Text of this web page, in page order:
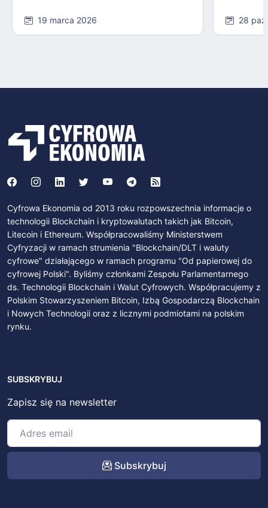
19 marca 2026 28
Cyfrowa Ekonomia od 2013 roku rozpowszechnia informacje o
technologii Blockchain i kryptowalutach takich jak Bitcoin,
Litecoin i Ethereum. Współpracowaliśmy Ministerstwem
Cyfryzacji w ramach strumienia "Blockchain/DLT i waluty
cyfrowe" działającego w ramach programu "Od papierowej do
cyfrowej Polski". Byliśmy członkami Zespołu Parlamentarnego
ds. Technologii Blockchain i Walut Cyfrowych. Współpracujemy z
Polskim Stowarzyszeniem Bitcoin, Izbą Gospodarczą Blockchain
i Nowych Technologii oraz z licznymi podmiotami na polskim
rynku.
SUBSKRYBUJ
Zapisz się na newsletter
Subskrybuj